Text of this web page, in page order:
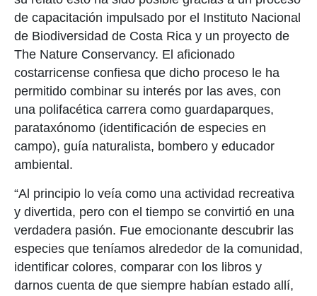
de capacitación impulsado por el Instituto Nacional
de Biodiversidad de Costa Rica y un proyecto de
The Nature Conservancy. El aficionado
costarricense confiesa que dicho proceso le ha
permitido combinar su interés por las aves, con
una polifacética carrera como guardaparques,
parataxónomo (identificación de especies en
campo), guía naturalista, bombero y educador
ambiental.
“Al principio lo veía como una actividad recreativa
y divertida, pero con el tiempo se convirtió en una
verdadera pasión. Fue emocionante descubrir las
especies que teníamos alrededor de la comunidad,
identificar colores, comparar con los libros y
darnos cuenta de que siempre habían estado allí,